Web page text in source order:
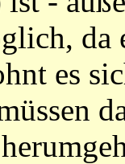
da
es